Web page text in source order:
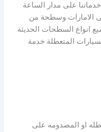
على مدار الساعة
الامارات وسطحة من
خدمة 24ساعة وجميع انواع السطحات الحديثة
المتعطلة خدمة
او المصدومه على